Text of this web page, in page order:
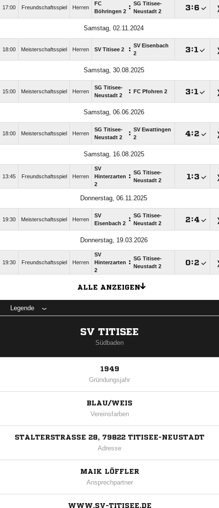
17:00 Freundschaftsspiel Herren
FC
Böhringen 2 : SG Titisee-
Neustadt 2
:
Samstag, 02.11.2024
18:00 Meisterschaftsspiel Herren SV Titisee 2 : SV Eisenbach
2
:
Samstag, 30.08.2025
15:00 Meisterschaftsspiel Herren
SG Titisee-
Neustadt 2
: FC Pfohren 2 :
Samstag, 06.06.2026
18:00 Meisterschaftsspiel Herren
SG Titisee-
Neustadt 2
: SV Ewattingen
2
:
Samstag, 16.08.2025
13:45 Freundschaftsspiel Herren
SV
Hinterzarten
2
: SG Titisee-
Neustadt 2
:
Donnerstag, 06.11.2025
19:30 Meisterschaftsspiel Herren
SV
Eisenbach 2 : SG Titisee-
Neustadt 2
:
Donnerstag, 19.03.2026
19:30 Freundschaftsspiel Herren
SV
Hinterzarten
2
: SG Titisee-
Neustadt 2
:
ALLE ANZEIGEN
Legende
SV TITISEE
Südbaden
1949
Gründungsjahr
BLAU/WEIS
Vereinsfarben
STALTERSTRASSE 28, 79822 TITISEE-NEUSTADT
Adresse
MAIK LÖFFLER
Ansprechpartner
WWW.SV-TITISEE.DE